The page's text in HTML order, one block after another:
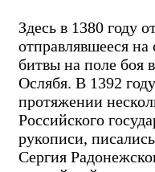
Здесь в 1380 году
отправлявшееся
битвы на поле боя
Ослябя. В 1392
протяжении
Российского
рукописи,
Сергия